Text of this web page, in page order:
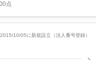
点
2015/10/05に新規設立（法人番号登録）